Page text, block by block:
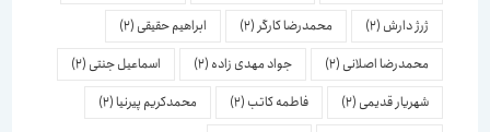
ژرژ دارش(2) محمدرضا کارگر(2) ابراهیم حقیقی(2)
محمدرضا اصلانی(2) جواد مهدی زاده(2) اسماعیل جنتی(2)
شهریار قدیمی(2) فاطمه کاتب(2) محمدکریم پیرنیا(2)